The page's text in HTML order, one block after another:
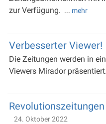
zur Verfügung. ... mehr
Verbesserter Viewer!
Die Zeitungen werden in
Viewers Mirador präsentiert.
24. Oktober 2022